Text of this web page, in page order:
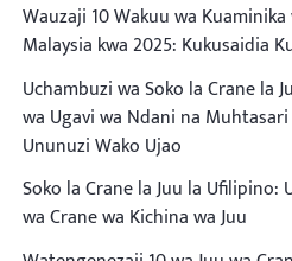
Wauzaji 10 Wakuu wa
Malaysia kwa 2025: Kukusaidia
Uchambuzi wa Soko la Crane la
wa Ugavi wa Ndani na
Ununuzi Wako Ujao
Soko la Crane la Juu la Ufilipino:
wa Crane wa Kichina wa Juu